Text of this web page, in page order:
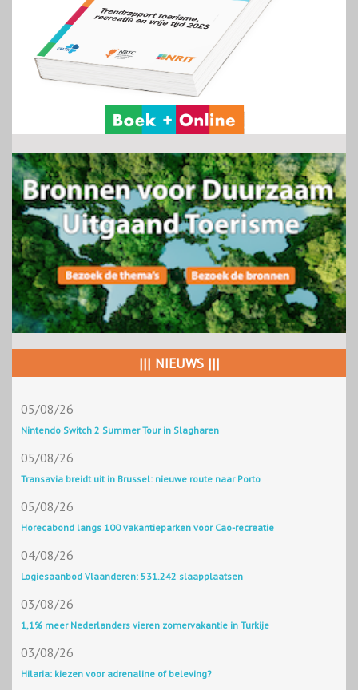
||| NIEUWS |||
05/08/26
Nintendo Switch 2 Summer Tour in Slagharen
05/08/26
Transavia breidt uit in Brussel: nieuwe route naar Porto
05/08/26
Horecabond langs 100 vakantieparken voor Cao-recreatie
04/08/26
Logiesaanbod Vlaanderen: 531.242 slaapplaatsen
03/08/26
1,1% meer Nederlanders vieren zomervakantie in Turkije
03/08/26
Hilaria: kiezen voor adrenaline of beleving?